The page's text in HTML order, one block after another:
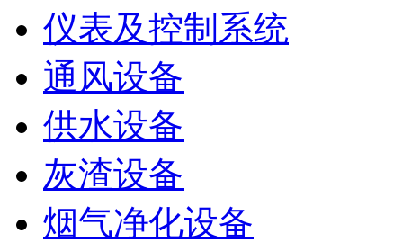
仪表及控制系统
通风设备
供水设备
灰渣设备
烟气净化设备